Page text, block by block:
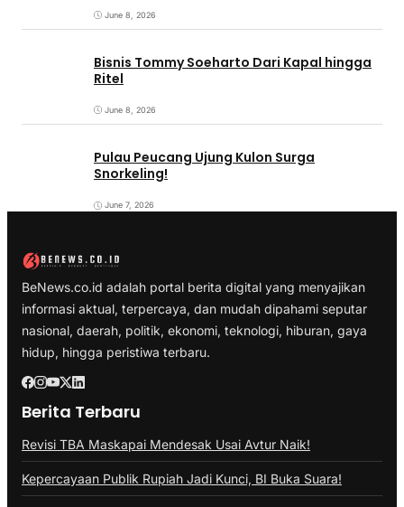
June 8, 2026
Bisnis Tommy Soeharto Dari Kapal hingga
Ritel
June 8, 2026
Pulau Peucang Ujung Kulon Surga
Snorkeling!
June 7, 2026
BeNews.co.id adalah portal berita digital yang menyajikan
informasi aktual, terpercaya, dan mudah dipahami seputar
nasional, daerah, politik, ekonomi, teknologi, hiburan, gaya
hidup, hingga peristiwa terbaru.
Berita Terbaru
Revisi TBA Maskapai Mendesak Usai Avtur Naik!
Kepercayaan Publik Rupiah Jadi Kunci, BI Buka Suara!